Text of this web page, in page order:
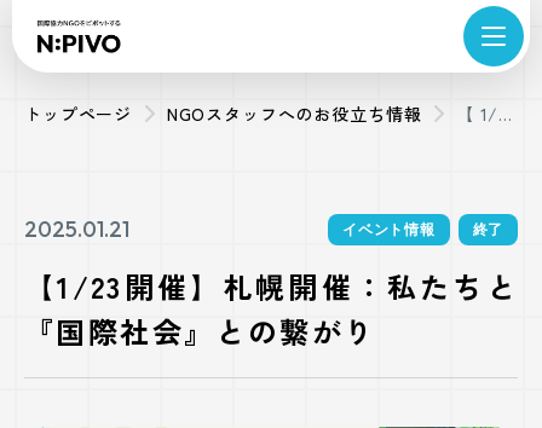
トップページ NGOスタッフへのお役立ち情報
【1/23
催：私
『国際
2025.01.21 イベント情報 終了
【1/23開催】札幌開催：私たちと
『国際社会』との繋がり